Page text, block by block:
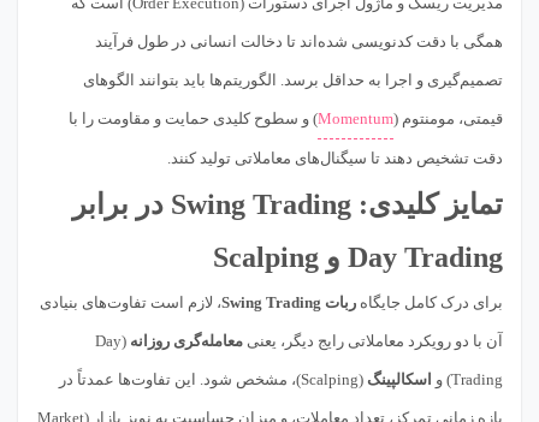
همگی با دقت کدنویسی شده‌اند تا دخالت انسانی در طول فرآیند
تصمیم‌گیری و اجرا به حداقل برسد. الگوریتم‌ها باید بتوانند الگوهای
قیمتی، مومنتوم (Momentum) و سطوح کلیدی حمایت و مقاومت را با
دقت تشخیص دهند تا سیگنال‌های معاملاتی تولید کنند.
تمایز کلیدی: Swing Trading در برابر
Day Trading و Scalping
برای درک کامل جایگاه ربات Swing Trading ، لازم است تفاوت‌های بنیادی
آن با دو رویکرد معاملاتی رایج دیگر، یعنی معامله‌گری روزانه (Day
Trading) و اسکالپینگ (Scalping)، مشخص شود. این تفاوت‌ها عمدتاً در
بازه زمانی تمرکز، تعداد معاملات، و میزان حساسیت به نویز بازار (Market